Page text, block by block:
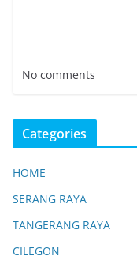
No comments
Categories
HOME
SERANG RAYA
TANGERANG RAYA
CILEGON